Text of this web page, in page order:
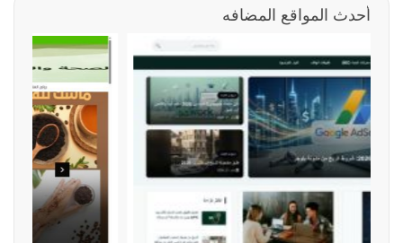
أحدث المواقع المضافه